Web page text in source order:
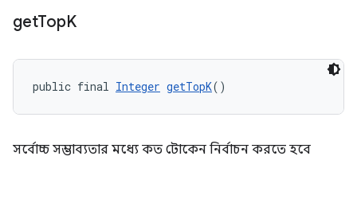
getTopK
public final Integer getTopK()
সর্বোচ্চ সম্ভাব্যতার মধ্যে কত টোকেন নির্বাচন করতে হবে